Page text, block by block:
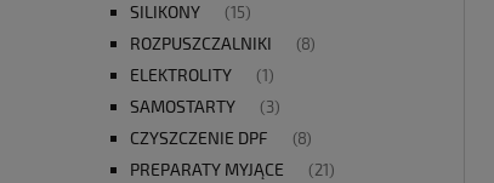
SILIKONY (15)
ROZPUSZCZALNIKI (8)
ELEKTROLITY (1)
SAMOSTARTY (3)
CZYSZCZENIE DPF (8)
PREPARATY MYJĄCE (21)